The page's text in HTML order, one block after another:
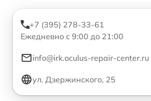
+7 (395) 278-33-61
Ежедневно с 9:00 до 21:00
info@irk.oculus-repair-center.ru
ул. Дзержинского, 25